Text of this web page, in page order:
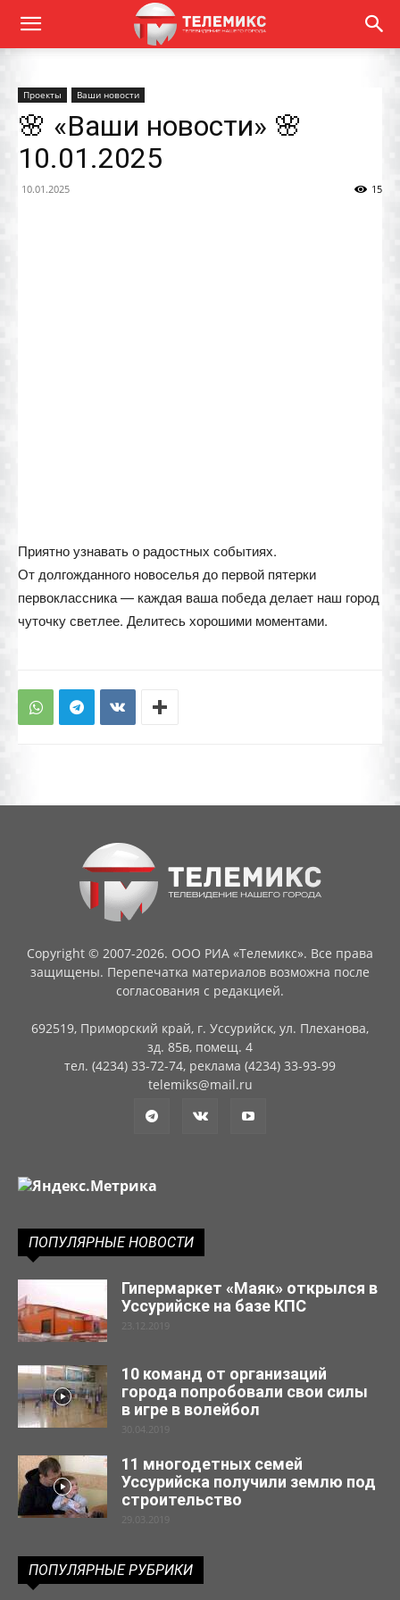
Проекты Ваши новости
🌸 «Ваши новости» 🌸
10.01.2025
10.01.2025 15
Приятно узнавать о радостных событиях.
От долгожданного новоселья до первой пятерки
первоклассника — каждая ваша победа делает наш город
чуточку светлее. Делитесь хорошими моментами.
Copyright © 2007-2026. ООО РИА «Телемикс». Все права
защищены. Перепечатка материалов возможна после
согласования с редакцией.
692519, Приморский край, г. Уссурийск, ул. Плеханова,
зд. 85в, помещ. 4
тел. (4234) 33-72-74, реклама (4234) 33-93-99
telemiks@mail.ru
ПОПУЛЯРНЫЕ НОВОСТИ
Гипермаркет «Маяк» открылся в
Уссурийске на базе КПС
23.12.2019
10 команд от организаций
города попробовали свои силы
в игре в волейбол
30.04.2019
11 многодетных семей
Уссурийска получили землю под
строительство
29.03.2019
ПОПУЛЯРНЫЕ РУБРИКИ